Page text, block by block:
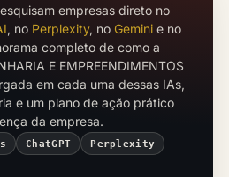
empresas direto no
, no Perplexity, no Gemini e no
completo de como a
E EMPREENDIMENTOS
em cada uma dessas IAs,
e um plano de ação prático
da empresa.
ChatGPT Perplexity